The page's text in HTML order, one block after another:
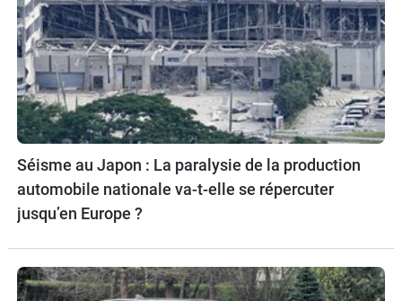
Séisme au Japon : La paralysie de la production
automobile nationale va-t-elle se répercuter
jusqu’en Europe ?